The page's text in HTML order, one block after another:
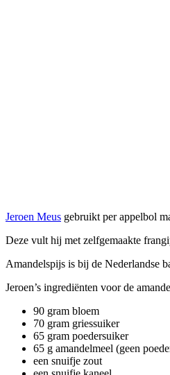
Jeroen Meus gebruikt per appelbol
Deze vult hij met zelfgemaakte
Amandelspijs is bij de Nederlandse
Jeroen’s ingrediënten voor de
90 gram bloem
70 gram griessuiker
65 gram poedersuiker
65 g amandelmeel (geen
een snuifje zout